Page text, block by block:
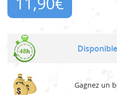
Gagnez un